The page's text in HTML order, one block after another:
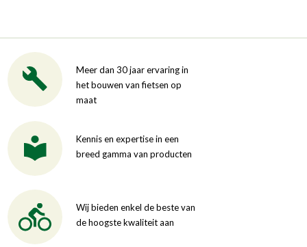
Meer dan 30 jaar ervaring in
het bouwen van fietsen op
maat
Kennis en expertise in een
breed gamma van producten
Wij bieden enkel de beste van
de hoogste kwaliteit aan